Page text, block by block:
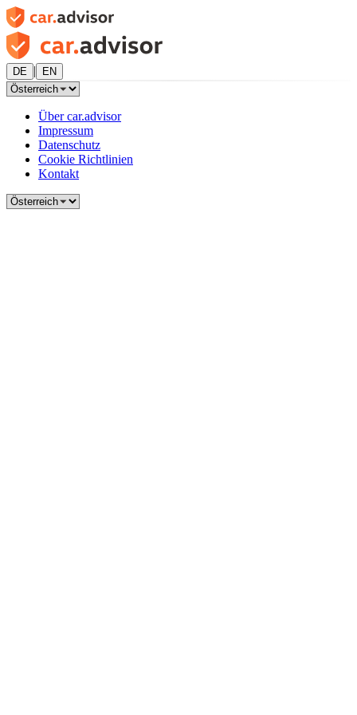
DE | EN
Über car.advisor
Impressum
Datenschutz
Cookie Richtlinien
Kontakt